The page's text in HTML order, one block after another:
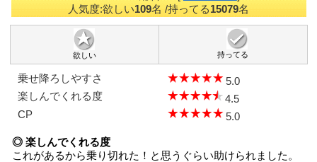
人気度:欲しい109名 /持ってる15079名
欲しい 持ってる
乗せ降ろしやすさ
5.0
楽しんでくれる度
4.5
CP
5.0
◎ 楽しんでくれる度
これがあるから乗り切れた！と思うぐらい助けられました。